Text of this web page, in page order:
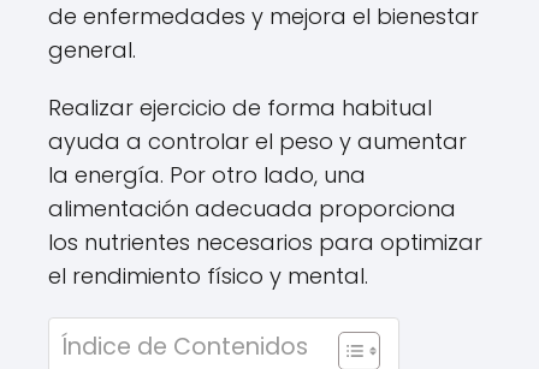
de enfermedades y mejora el bienestar
general.
Realizar ejercicio de forma habitual
ayuda a controlar el peso y aumentar
la energía. Por otro lado, una
alimentación adecuada proporciona
los nutrientes necesarios para optimizar
el rendimiento físico y mental.
Índice de Contenidos